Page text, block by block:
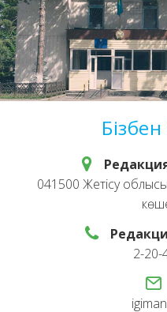
041500 Жетісу
2-20-